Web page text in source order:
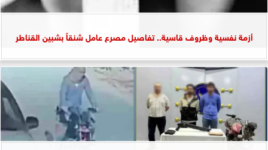
أزمة نفسية وظروف قاسية.. تفاصيل مصرع عامل شنقاً بشبين القناطر